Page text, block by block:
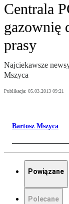
Centrala
gazownię
prasy
Najciekawsze
Mszyca
Publikacja: 05.03.2013 09:21
Bartosz Mszyca
Powiązane
Polecane